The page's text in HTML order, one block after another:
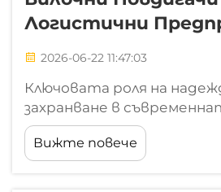
Логистични
2026-06-22 11:47:03
Ключовата роля на
захранване в
Във високорисковата
глобалната логистика
се измерва в секунди, а
Вижте повече